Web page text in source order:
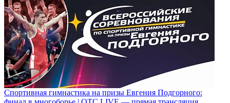
Спортивная гимнастика на призы Евгения Подгорного: